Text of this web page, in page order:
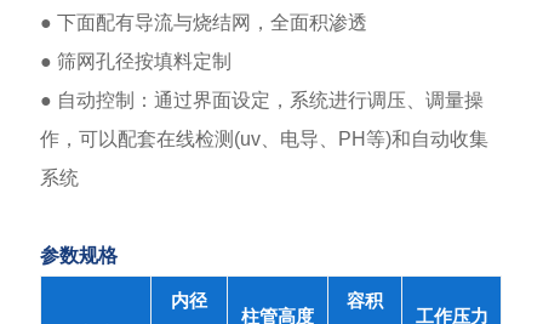
● 下面配有导流与烧结网，全面积渗透
● 筛网孔径按填料定制
● 自动控制：通过界面设定，系统进行调压、调量操
作，可以配套在线检测(uv、电导、PH等)和自动收集
系统
参数规格
内径
柱管高度
容积
工作压力